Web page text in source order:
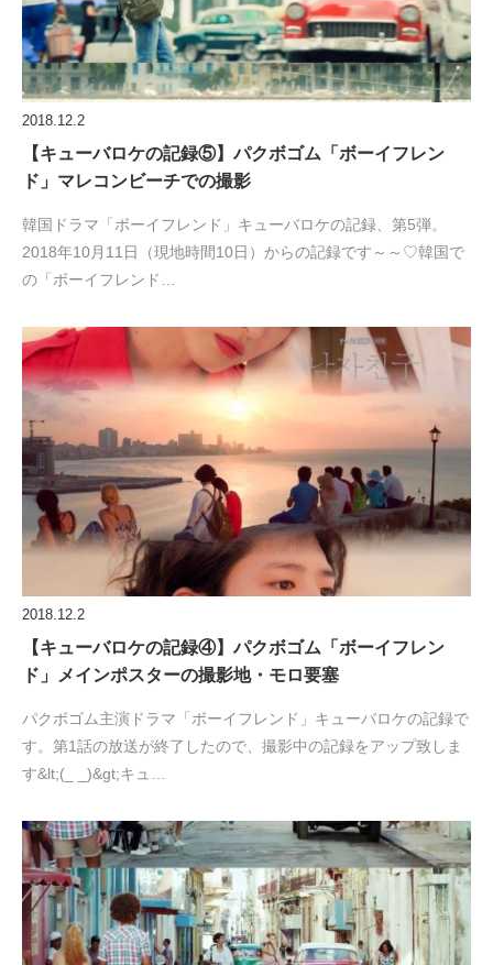
2018.12.2
【キューバロケの記録⑤】パクボゴム「ボーイフレン
ド」マレコンビーチでの撮影
韓国ドラマ「ボーイフレンド」キューバロケの記録、第5弾。
2018年10月11日（現地時間10日）からの記録です～～♡韓国で
の「ボーイフレンド…
2018.12.2
【キューバロケの記録④】パクボゴム「ボーイフレン
ド」メインポスターの撮影地・モロ要塞
パクボゴム主演ドラマ「ボーイフレンド」キューバロケの記録で
す。第1話の放送が終了したので、撮影中の記録をアップ致しま
す&lt;(_ _)&gt;キュ…